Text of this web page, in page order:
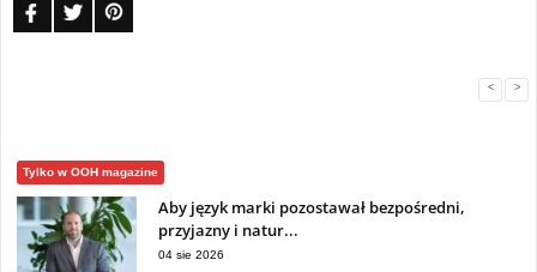
< >
Tylko w OOH magazine
Aby język marki pozostawał bezpośredni,
przyjazny i natur...
04 sie 2026